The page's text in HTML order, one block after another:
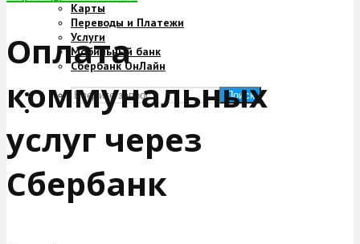
Карты
Переводы и Платежи
Услуги
Мобильный банк
Сбербанк ОнЛайн
Поиск
Оплата
коммунальных
услуг через
Сбербанк